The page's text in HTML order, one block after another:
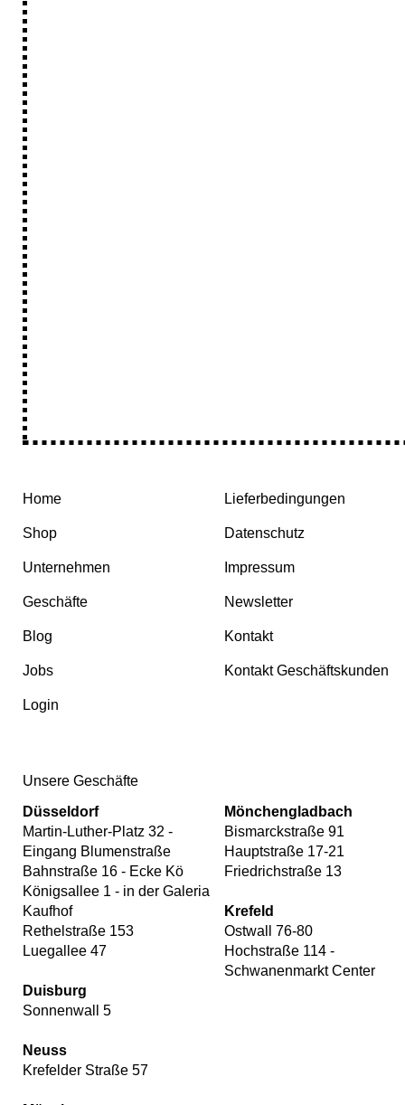
Home
Shop
Unternehmen
Geschäfte
Blog
Jobs
Login
Lieferbedingungen
Datenschutz
Impressum
Newsletter
Kontakt
Kontakt Geschäftskunden
Unsere Geschäfte
Düsseldorf
Martin-Luther-Platz 32 -
Eingang Blumenstraße
Bahnstraße 16 - Ecke Kö
Königsallee 1 - in der Galeria
Kaufhof
Rethelstraße 153
Luegallee 47
Mönchengladbach
Bismarckstraße 91
Hauptstraße 17-21
Friedrichstraße 13
Krefeld
Ostwall 76-80
Hochstraße 114 -
Schwanenmarkt Center
Duisburg
Sonnenwall 5
Neuss
Krefelder Straße 57